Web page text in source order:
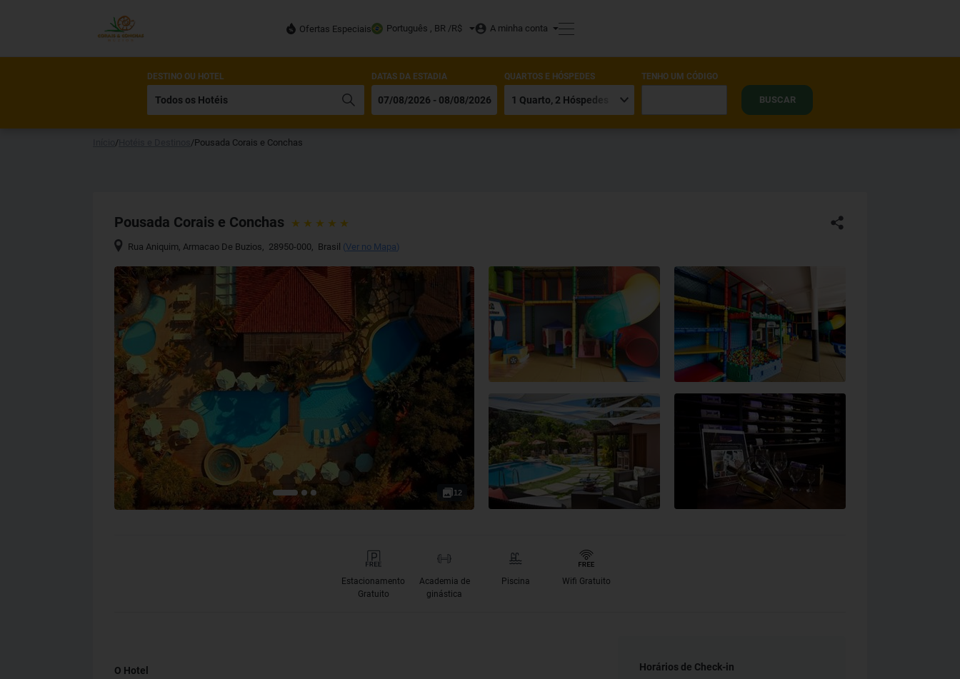
Ofertas Especiais Português , BR /R$ A minha conta
DESTINO OU HOTEL DATAS DA ESTADIA QUARTOS E HÓSPEDES TENHO UM CÓDIGO
BUSCAR
/ /Pousada Corais e Conchas
Pousada Corais e Conchas
Rua Aniquim,Armacao De Buzios, 28950-000, Brasil (Ver no Mapa)
12
Estacionamento
Gratuito
Academia de
ginástica
Piscina Wifi Gratuito
O Hotel
Horários de Check-in